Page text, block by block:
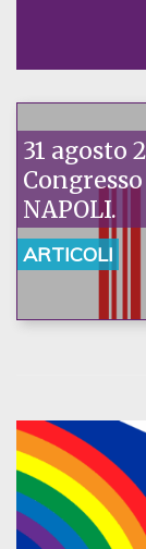
31 agosto
NAPOLI.
ARTICOLI